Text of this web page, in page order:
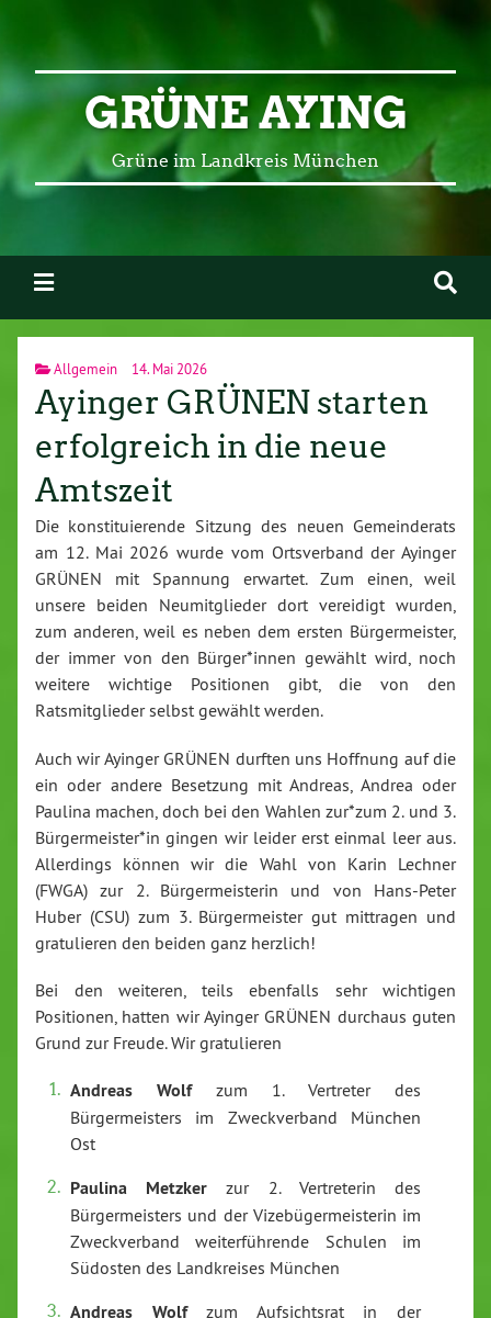
GRÜNE AYING
Grüne im Landkreis München
Allgemein 14. Mai 2026
Ayinger GRÜNEN starten
erfolgreich in die neue
Amtszeit
Die konstituierende Sitzung des neuen Gemeinderats
am 12. Mai 2026 wurde vom Ortsverband der Ayinger
GRÜNEN mit Spannung erwartet. Zum einen, weil
unsere beiden Neumitglieder dort vereidigt wurden,
zum anderen, weil es neben dem ersten Bürgermeister,
der immer von den Bürger*innen gewählt wird, noch
weitere wichtige Positionen gibt, die von den
Ratsmitglieder selbst gewählt werden.
Auch wir Ayinger GRÜNEN durften uns Hoffnung auf die
ein oder andere Besetzung mit Andreas, Andrea oder
Paulina machen, doch bei den Wahlen zur*zum 2. und 3.
Bürgermeister*in gingen wir leider erst einmal leer aus.
Allerdings können wir die Wahl von Karin Lechner
(FWGA) zur 2. Bürgermeisterin und von Hans-Peter
Huber (CSU) zum 3. Bürgermeister gut mittragen und
gratulieren den beiden ganz herzlich!
Bei den weiteren, teils ebenfalls sehr wichtigen
Positionen, hatten wir Ayinger GRÜNEN durchaus guten
Grund zur Freude. Wir gratulieren
Andreas Wolfzum 1. Vertreter des
Bürgermeisters im Zweckverband München
Ost
Paulina Metzker zur 2. Vertreterin des
Bürgermeisters und der Vizebügermeisterin im
Zweckverband weiterführende Schulen im
Südosten des Landkreises München
Andreas Wolfzum Aufsichtsrat in der